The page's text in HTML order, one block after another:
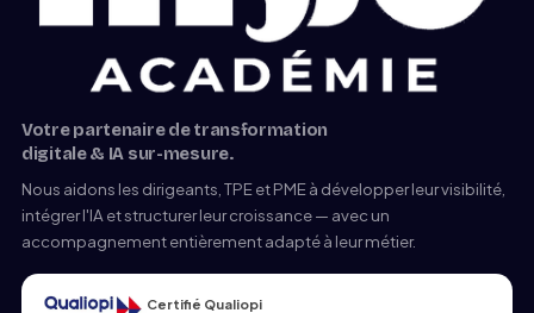
Votre partenaire de transformation
digitale & IA sur-mesure.
Nous aidons les dirigeants, TPE et PME à développer leur visibilité,
intégrer l'IA et structurer leur croissance — avec un
accompagnement entièrement adapté à leur métier.
Certifié Qualiopi